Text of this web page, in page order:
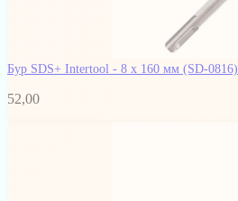
Бур SDS+ Intertool - 8 х 160 мм (SD-0816)
52,00